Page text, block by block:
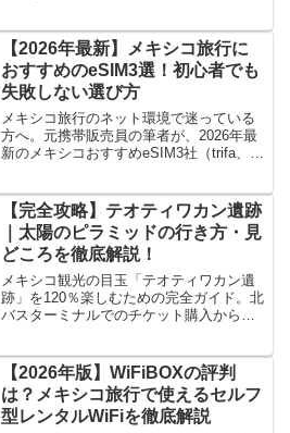
疑問を解決して、無駄のない準備をしま
しょう。最新の現地情報をお届けしま
す。
【2026年最新】メキシコ旅行に
おすすめのeSIM3選！初心者でも
失敗しない選び方
メキシコ旅行のネット環境で迷っている
方へ。元携帯販売員の筆者が、2026年最
新のメキシコおすすめeSIM3社（trifa、
い「Telcel回線」の選び方など、これ一冊
で準備が完結するよう分かりやすく解説
します。
【完全攻略】テオティワカン遺跡
｜太陽のピラミッドの行き方・見
どころを徹底解説！
メキシコ観光の目玉「テオティワカン遺
跡」を120％楽しむための完全ガイド。北
バスターミナルでのチケット購入から、
とに詳しく解説します。「ネット予約は
必要？」といった疑問にもお答え。家族
旅行や大人旅で迷いたくない方は必見で
す！
【2026年版】WiFiBOXの評判
は？メキシコ旅行で使えるセルフ
型レンタルWiFiを徹底解説